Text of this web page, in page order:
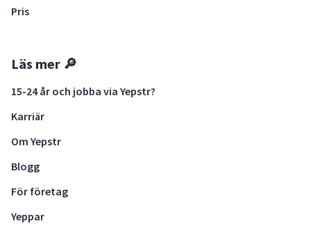
Pris
Läs mer 🔎
15-24 år och jobba via Yepstr?
Karriär
Om Yepstr
Blogg
För företag
Yeppar